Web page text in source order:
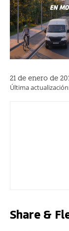
21 de enero de
Última
Share &